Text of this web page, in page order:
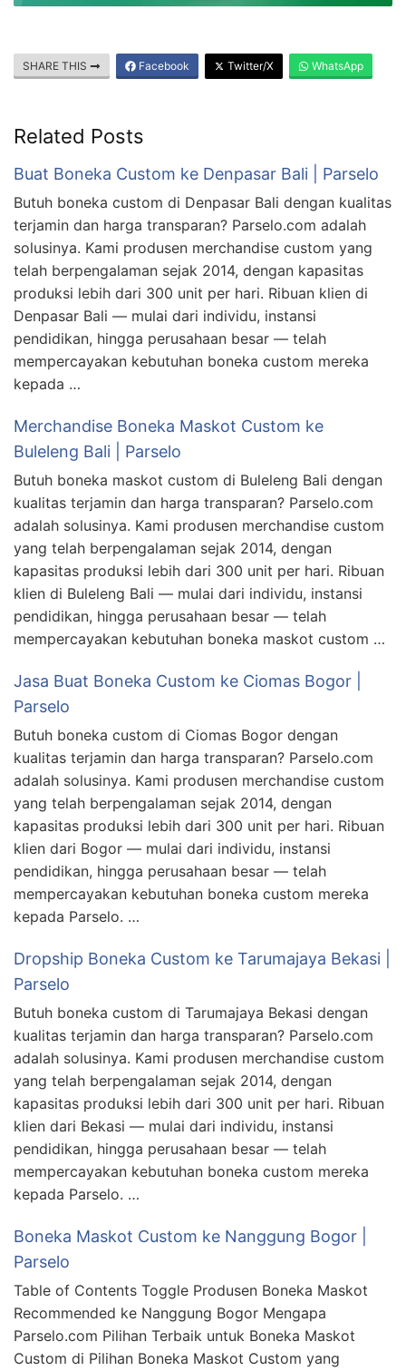
SHARE THIS Facebook Twitter/X WhatsApp
Related Posts
Buat Boneka Custom ke Denpasar Bali | Parselo
Butuh boneka custom di Denpasar Bali dengan kualitas
terjamin dan harga transparan? Parselo.com adalah
solusinya. Kami produsen merchandise custom yang
telah berpengalaman sejak 2014, dengan kapasitas
produksi lebih dari 300 unit per hari. Ribuan klien di
Denpasar Bali — mulai dari individu, instansi
pendidikan, hingga perusahaan besar — telah
mempercayakan kebutuhan boneka custom mereka
kepada …
Merchandise Boneka Maskot Custom ke
Buleleng Bali | Parselo
Butuh boneka maskot custom di Buleleng Bali dengan
kualitas terjamin dan harga transparan? Parselo.com
adalah solusinya. Kami produsen merchandise custom
yang telah berpengalaman sejak 2014, dengan
kapasitas produksi lebih dari 300 unit per hari. Ribuan
klien di Buleleng Bali — mulai dari individu, instansi
pendidikan, hingga perusahaan besar — telah
mempercayakan kebutuhan boneka maskot custom …
Jasa Buat Boneka Custom ke Ciomas Bogor |
Parselo
Butuh boneka custom di Ciomas Bogor dengan
kualitas terjamin dan harga transparan? Parselo.com
adalah solusinya. Kami produsen merchandise custom
yang telah berpengalaman sejak 2014, dengan
kapasitas produksi lebih dari 300 unit per hari. Ribuan
klien dari Bogor — mulai dari individu, instansi
pendidikan, hingga perusahaan besar — telah
mempercayakan kebutuhan boneka custom mereka
kepada Parselo. …
Dropship Boneka Custom ke Tarumajaya Bekasi |
Parselo
Butuh boneka custom di Tarumajaya Bekasi dengan
kualitas terjamin dan harga transparan? Parselo.com
adalah solusinya. Kami produsen merchandise custom
yang telah berpengalaman sejak 2014, dengan
kapasitas produksi lebih dari 300 unit per hari. Ribuan
klien dari Bekasi — mulai dari individu, instansi
pendidikan, hingga perusahaan besar — telah
mempercayakan kebutuhan boneka custom mereka
kepada Parselo. …
Boneka Maskot Custom ke Nanggung Bogor |
Parselo
Table of Contents Toggle Produsen Boneka Maskot
Recommended ke Nanggung Bogor Mengapa
Parselo.com Pilihan Terbaik untuk Boneka Maskot
Custom di Pilihan Boneka Maskot Custom yang